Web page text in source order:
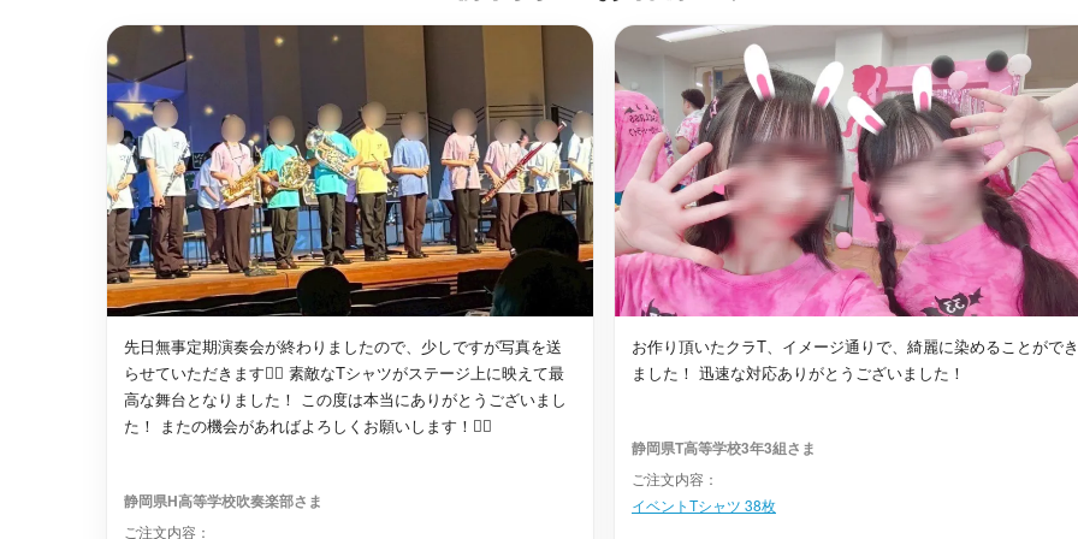
先日無事定期演奏会が終わりましたので、少しですが写真を送
らせていただきます🙇‍♀️ 素敵なTシャツがステージ上に映えて最
高な舞台となりました！ この度は本当にありがとうございまし
た！ またの機会があればよろしくお願いします！🙇‍♀️
静岡県H高等学校吹奏楽部さま
ご注文内容：
お作り頂いたクラT、イメージ通りで、綺麗に染めることができ
ました！ 迅速な対応ありがとうございました！
静岡県T高等学校3年3組さま
ご注文内容：
イベントTシャツ 38枚